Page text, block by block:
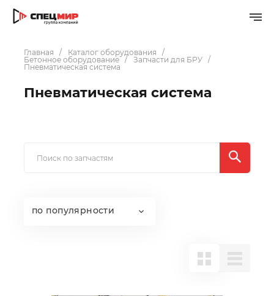
Главная
Каталог оборудования
Бетонное оборудование
Запчасти для БРУ
Пневматическая система
Пневматическая система
по популярности